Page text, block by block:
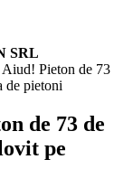
SRL
Pieton de 73
de pietoni
de 73 de
pe